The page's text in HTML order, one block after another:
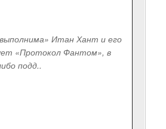
Итан Хант и его
«Протокол Фантом», в
подд..